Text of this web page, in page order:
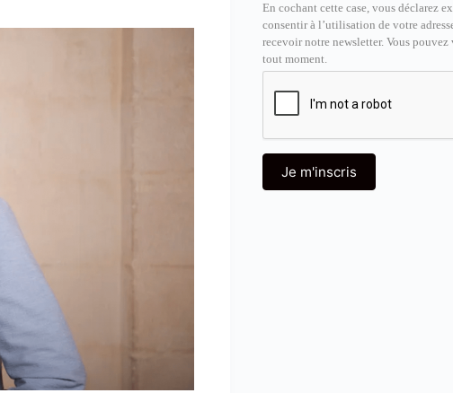
En cochant cette case, vous déclarez
consentir à l’utilisation de votre
recevoir notre newsletter. Vous pouvez
tout moment.
Je m'inscris